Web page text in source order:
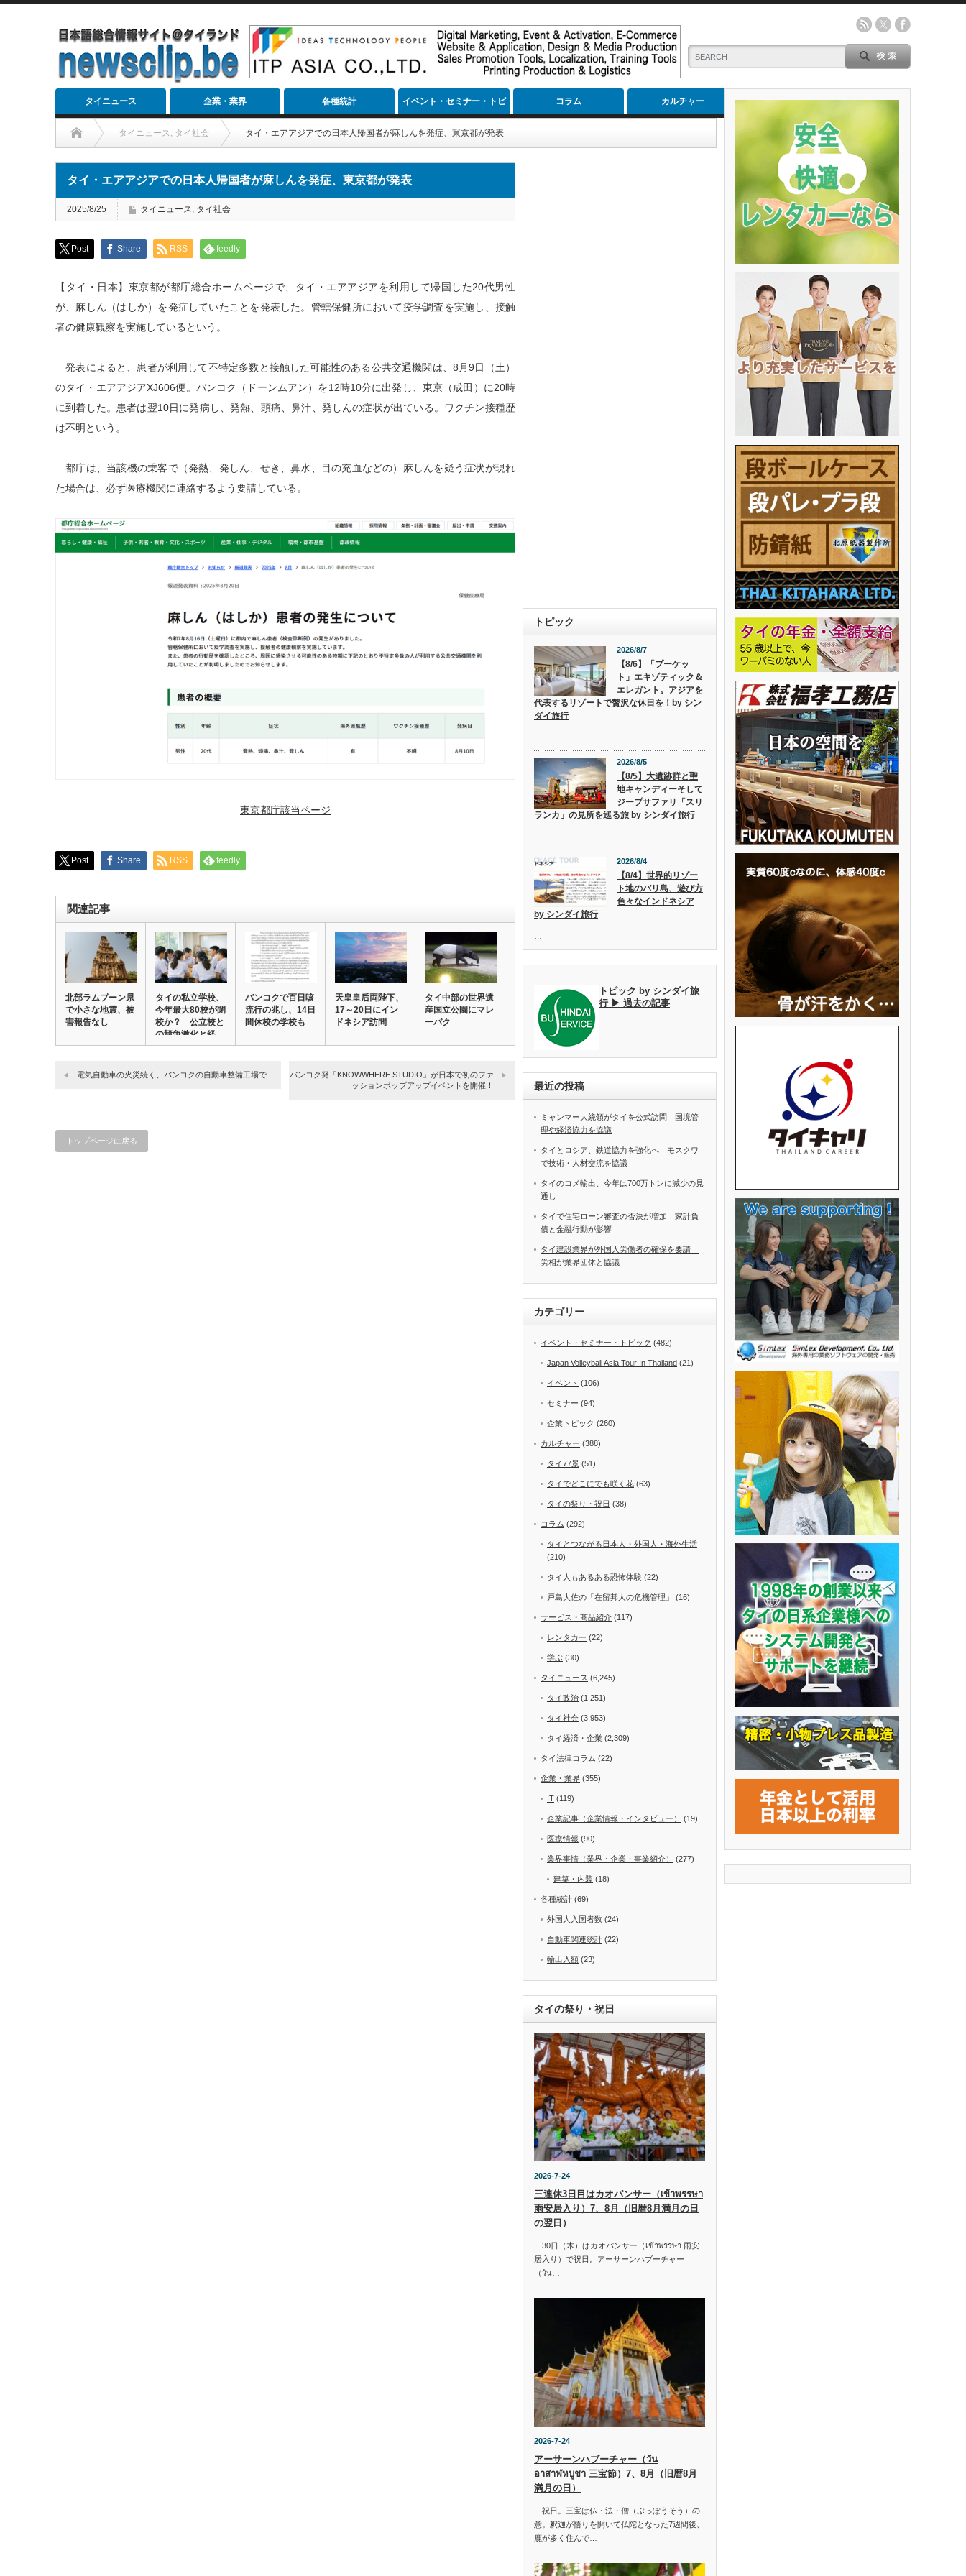
タイニュース 企業・業界 各種統計 イベント・セミナー・トピ
ック
コラム カルチャー
タイニュース, タイ社会 タイ・エアアジアでの日本人帰国者が麻しんを発症、東京都が発表
タイ・エアアジアでの日本人帰国者が麻しんを発症、東京都が発表
2025/8/25 タイニュース, タイ社会
Post Share RSS feedly
【タイ・日本】東京都が都庁総合ホームページで、タイ・エアアジアを利用して帰国した20代男性
が、麻しん（はしか）を発症していたことを発表した。管轄保健所において疫学調査を実施し、接触
者の健康観察を実施しているという。
発表によると、患者が利用して不特定多数と接触した可能性のある公共交通機関は、8月9日（土）
のタイ・エアアジアXJ606便。バンコク（ドーンムアン）を12時10分に出発し、東京（成田）に20時
に到着した。患者は翌10日に発病し、発熱、頭痛、鼻汁、発しんの症状が出ている。ワクチン接種歴
は不明という。
都庁は、当該機の乗客で（発熱、発しん、せき、鼻水、目の充血などの）麻しんを疑う症状が現れ
た場合は、必ず医療機関に連絡するよう要請している。
東京都庁該当ページ
Post Share RSS feedly
関連記事
北部ラムプーン県
で小さな地震、被
害報告なし
タイの私立学校、
今年最大80校が閉
校か？ 公立校と
の競争激化と経…
バンコクで百日咳
流行の兆し、14日
間休校の学校も
天皇皇后両陛下、
17～20日にイン
ドネシア訪問
タイ中部の世界遺
産国立公園にマレ
ーバク
電気自動車の火災続く、バンコクの自動車整備工場で
バンコク発「KNOWWHERE STUDIO」が日本で初のファ
ッションポップアップイベントを開催！
トップページに戻る
トピック
2026/8/7
【8/6】「プーケッ
ト」エキゾティック＆
エレガント。アジアを
代表するリゾートで贅沢な休日を！by シン
ダイ旅行
2026/8/5
【8/5】大遺跡群と聖
地キャンディーそして
ジープサファリ「スリ
ランカ」の見所を巡る旅 by シンダイ旅行
2026/8/4
【8/4】世界的リゾー
ト地のバリ島、遊び方
色々なインドネシア
by シンダイ旅行
トピック by シンダイ旅
行 ▶ 過去の記事
最近の投稿
ミャンマー大統領がタイを公式訪問 国境管
理や経済協力を協議
タイとロシア、鉄道協力を強化へ モスクワ
で技術・人材交流を協議
タイのコメ輸出、今年は700万トンに減少の見
通し
タイで住宅ローン審査の否決が増加 家計負
債と金融行動が影響
タイ建設業界が外国人労働者の確保を要請
労相が業界団体と協議
カテゴリー
イベント・セミナー・トピック (482)
Japan Volleyball Asia Tour In Thailand (21)
イベント (106)
セミナー (94)
企業トピック (260)
カルチャー (388)
タイ77景 (51)
タイでどこにでも咲く花 (63)
タイの祭り・祝日 (38)
コラム (292)
タイとつながる日本人・外国人・海外生活
(210)
タイ人もあるある恐怖体験 (22)
戸島大佐の「在留邦人の危機管理」 (16)
サービス・商品紹介 (117)
レンタカー (22)
学ぶ (30)
タイニュース (6,245)
タイ政治 (1,251)
タイ社会 (3,953)
タイ経済・企業 (2,309)
タイ法律コラム (22)
企業・業界 (355)
IT (119)
企業記事（企業情報・インタビュー） (19)
医療情報 (90)
業界事情（業界・企業・事業紹介） (277)
建築・内装 (18)
各種統計 (69)
外国人入国者数 (24)
自動車関連統計 (22)
輸出入額 (23)
タイの祭り・祝日
2026-7-24
三連休3日目はカオパンサー（เข้าพรรษา
雨安居入り）7、8月（旧暦8月満月の日
の翌日）
30日（木）はカオパンサー（เข้าพรรษา 雨安
居入り）で祝日。アーサーンハブーチャー
（วัน…
2026-7-24
アーサーンハブーチャー（วัน
อาสาฬหบูชา 三宝節）7、8月（旧暦8月
満月の日）
祝日。三宝は仏・法・僧（ぶっぽうそう）の
意。釈迦が悟りを開いて仏陀となった7週間後、
鹿が多く住んで…